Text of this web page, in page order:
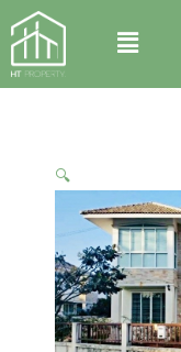
Skip
to
content
Menu
🔍